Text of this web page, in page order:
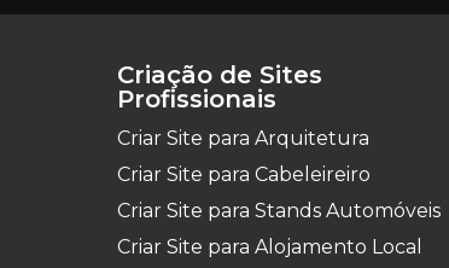
Criação de Sites
Profissionais
Criar Site para Arquitetura
Criar Site para Cabeleireiro
Criar Site para Stands Automóveis
Criar Site para Alojamento Local